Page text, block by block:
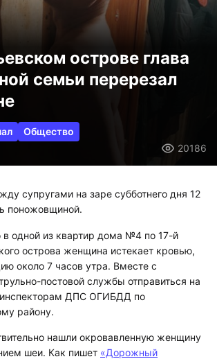
острове глава
семьи перерезал
Общество
20186
супругами на заре субботнего дня 12
поножовщиной.
в одной из квартир дома №4 по 17-й
острова женщина истекает кровью,
около 7 часов утра. Вместе с
постовой службы отправиться на
ДПС ОГИБДД по
району.
нашли окровавленную женщину
шеи. Как пишет «Дорожный